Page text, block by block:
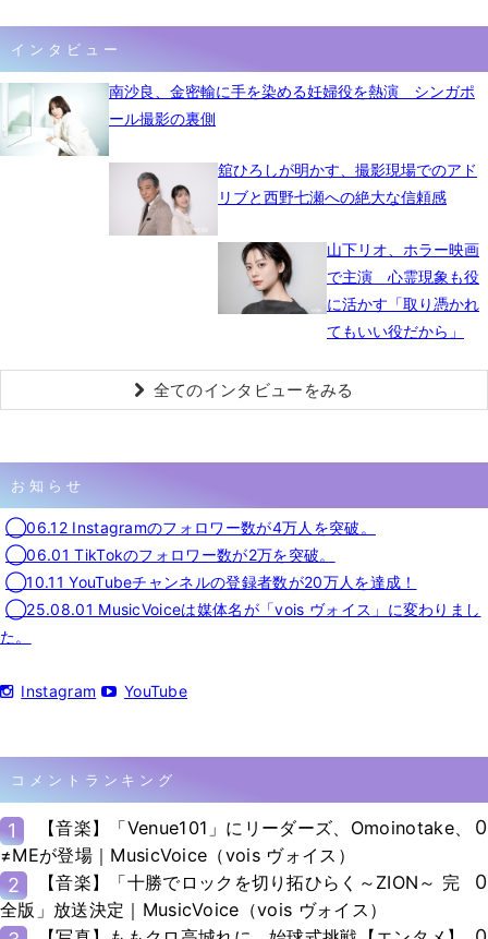
インタビュー
南沙良、金密輸に手を染める妊婦役を熱演 シンガポ
ール撮影の裏側
舘ひろしが明かす、撮影現場でのアド
リブと西野七瀬への絶大な信頼感
山下リオ、ホラー映画
で主演 心霊現象も役
に活かす「取り憑かれ
てもいい役だから」
全てのインタビューをみる
お知らせ
◯06.12 Instagramのフォロワー数が4万人を突破。
◯06.01 TikTokのフォロワー数が2万を突破。
◯10.11 YouTubeチャンネルの登録者数が20万人を達成！
◯25.08.01 MusicVoiceは媒体名が「vois ヴォイス」に変わりまし
た。
Instagram YouTube
コメントランキング
1
【音楽】「Venue101」にリーダーズ、Omoinotake、
≠MEが登場｜MusicVoice（vois ヴォイス）
0
2
【音楽】「十勝でロックを切り拓ひらく～ZION～ 完
全版」放送決定｜MusicVoice（vois ヴォイス）
0